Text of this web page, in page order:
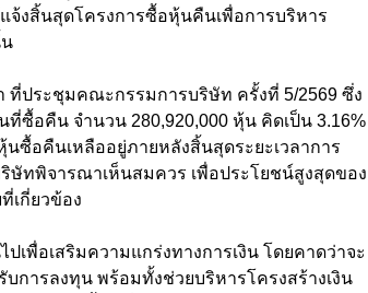
งสิ้นสุดโครงการซื้อหุ้นคืนเพื่อการบริหาร
น
ที่ประชุมคณะกรรมการบริษัท ครั้งที่ 5/2569 ซึ่ง
ซื้อคืน จำนวน 280,920,000 หุ้น คิดเป็น 3.16%
อคืนเหลืออยู่ภายหลังสิ้นสุดระยะเวลาการ
ทพิจารณาเห็นสมควร เพื่อประโยชน์สูงสุดของ
เกี่ยวข้อง
เพื่อเสริมความแกร่งทางการเงิน โดยคาดว่าจะ
บการลงทุน พร้อมทั้งช่วยบริหารโครงสร้างเงิน